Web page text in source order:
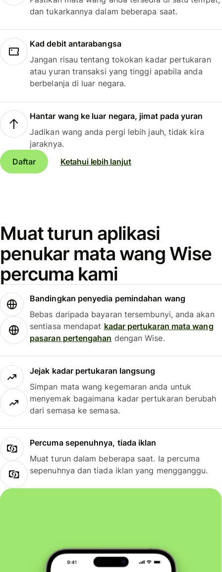
dan tukarkannya dalam beberapa saat.
Kad debit antarabangsa
Jangan risau tentang tokokan kadar pertukaran
atau yuran transaksi yang tinggi apabila anda
berbelanja di luar negara.
Hantar wang ke luar negara, jimat pada yuran
Jadikan wang anda pergi lebih jauh, tidak kira
jaraknya.
Daftar
Ketahui lebih lanjut
Muat turun aplikasi
penukar mata wang Wise
percuma kami
Bandingkan penyedia pemindahan wang
Bebas daripada bayaran tersembunyi, anda akan
sentiasa mendapat kadar pertukaran mata wang
pasaran pertengahan dengan Wise.
Jejak kadar pertukaran langsung
Simpan mata wang kegemaran anda untuk
menyemak bagaimana kadar pertukaran berubah
dari semasa ke semasa.
Percuma sepenuhnya, tiada iklan
Muat turun dalam beberapa saat. Ia percuma
sepenuhnya dan tiada iklan yang mengganggu.